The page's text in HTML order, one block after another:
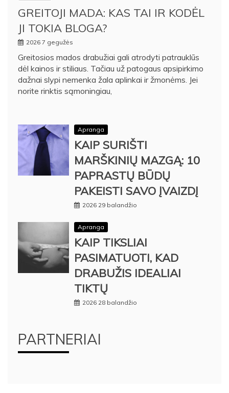
GREITOJI MADA: KAS TAI IR KODĖL
JI TOKIA BLOGA?
2026 7 gegužės
Greitosios mados drabužiai gali atrodyti patrauklūs
dėl kainos ir stiliaus. Tačiau už patogaus apsipirkimo
dažnai slypi nemenka žala aplinkai ir žmonėms. Jei
norite rinktis sąmoningiau,
Apranga
KAIP SURIŠTI
MARŠKINIŲ MAZGĄ: 10
PAPRASTŲ BŪDŲ
PAKEISTI SAVO ĮVAIZDĮ
2026 29 balandžio
Apranga
KAIP TIKSLIAI
PASIMATUOTI, KAD
DRABUŽIS IDEALIAI
TIKTŲ
2026 28 balandžio
PARTNERIAI